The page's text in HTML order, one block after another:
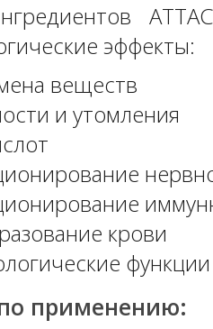
эффекты:
веществ
и утомления
крови
функции
применению: